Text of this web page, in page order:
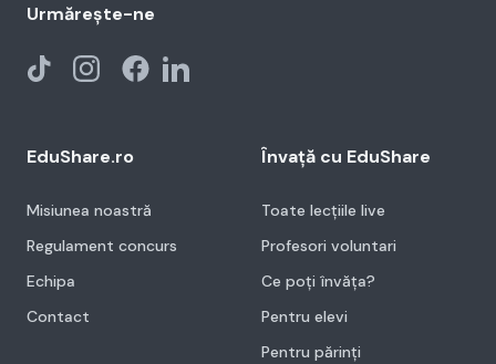
EduShare.ro
Misiunea noastră
Regulament concurs
Echipa
Contact
Învață cu EduShare
Toate lecțiile live
Profesori voluntari
Ce poți învăța?
Pentru elevi
Pentru părinți
Urmărește-ne